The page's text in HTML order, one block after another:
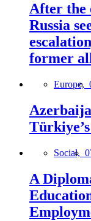
After the
Russia
former
Europe,
Social,
A